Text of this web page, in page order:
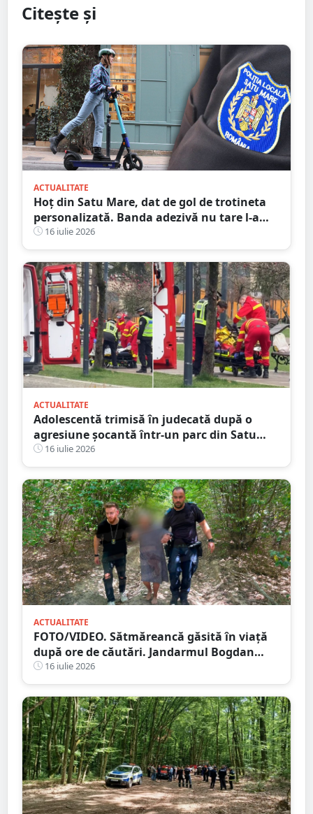
Citește și
ACTUALITATE
Hoț din Satu Mare, dat de gol de trotineta
personalizată. Banda adezivă nu tare l-a
ajutat
16 iulie 2026
ACTUALITATE
Adolescentă trimisă în judecată după o
agresiune șocantă într-un parc din Satu
Mare. Victima a fost bătută până și-a
pierdut cunoștința
16 iulie 2026
ACTUALITATE
FOTO/VIDEO. Sătmăreancă găsită în viață
după ore de căutări. Jandarmul Bogdan
Moisi este eroul zilei
16 iulie 2026